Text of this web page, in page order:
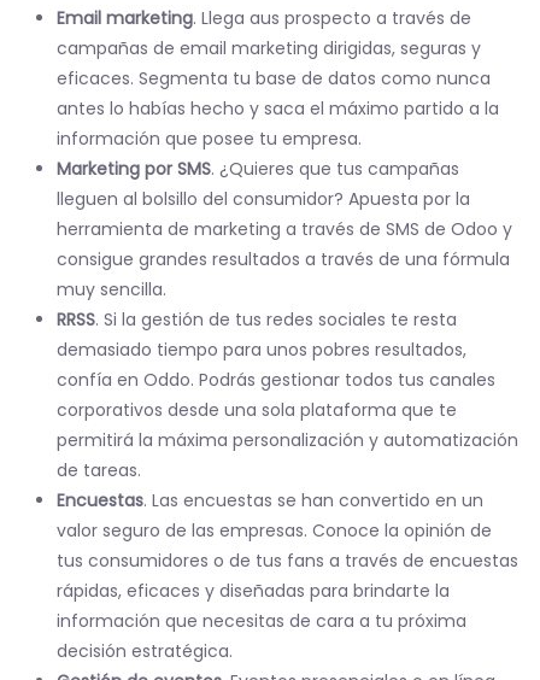
Email marketing. Llega aus prospecto a través de
campañas de email marketing dirigidas, seguras y
eficaces. Segmenta tu base de datos como nunca
antes lo habías hecho y saca el máximo partido a la
información que posee tu empresa.
Marketing por SMS. ¿Quieres que tus campañas
lleguen al bolsillo del consumidor? Apuesta por la
herramienta de marketing a través de SMS de Odoo y
consigue grandes resultados a través de una fórmula
muy sencilla.
RRSS. Si la gestión de tus redes sociales te resta
demasiado tiempo para unos pobres resultados,
confía en Oddo. Podrás gestionar todos tus canales
corporativos desde una sola plataforma que te
permitirá la máxima personalización y automatización
de tareas.
Encuestas. Las encuestas se han convertido en un
valor seguro de las empresas. Conoce la opinión de
tus consumidores o de tus fans a través de encuestas
rápidas, eficaces y diseñadas para brindarte la
información que necesitas de cara a tu próxima
decisión estratégica.